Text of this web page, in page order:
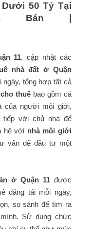
Dưới 50 Tỷ Tại
Bán |
11, cập nhật các
nhà đất ở Quận
ngày, tổng hợp tất cả
thuêbao gồm cả
người môi giới,
với chủ nhà để
hệ với nhà môi giới
vấn để đầu tư một
ở Quận 11được
đăng tải mỗi ngày,
so sánh để tìm ra
Sử dụng chức